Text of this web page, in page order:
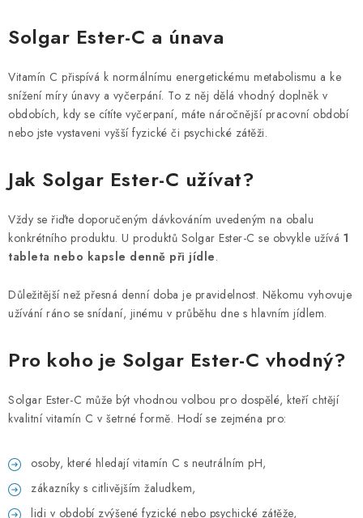
Solgar Ester-C a únava
Vitamín C přispívá k normálnímu energetickému metabolismu a ke
snížení míry únavy a vyčerpání. To z něj dělá vhodný doplněk v
obdobích, kdy se cítíte vyčerpaní, máte náročnější pracovní období
nebo jste vystaveni vyšší fyzické či psychické zátěži.
Jak Solgar Ester-C užívat?
Vždy se řiďte doporučeným dávkováním uvedeným na obalu
konkrétního produktu. U produktů Solgar Ester-C se obvykle užívá 1
tableta nebo kapsle denně při jídle.
Důležitější než přesná denní doba je pravidelnost. Někomu vyhovuje
užívání ráno se snídaní, jinému v průběhu dne s hlavním jídlem.
Pro koho je Solgar Ester-C vhodný?
Solgar Ester-C může být vhodnou volbou pro dospělé, kteří chtějí
kvalitní vitamín C v šetrné formě. Hodí se zejména pro:
osoby, které hledají vitamín C s neutrálním pH,
zákazníky s citlivějším žaludkem,
lidi v období zvýšené fyzické nebo psychické zátěže,